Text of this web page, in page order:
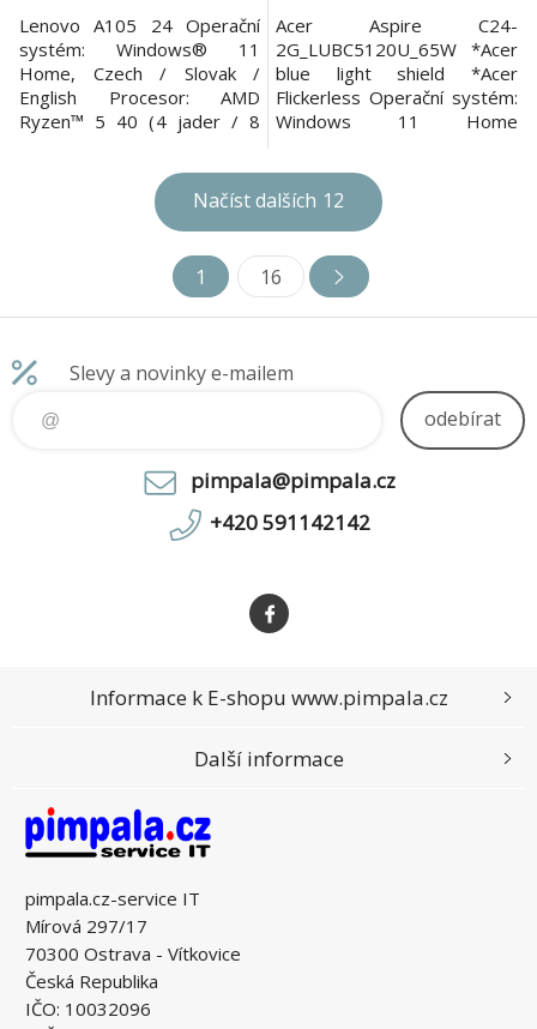
Lenovo A105 24 Operační
systém: Windows® 11
Home, Czech / Slovak /
English Procesor: AMD
Ryzen™ 5 40 (4 jader / 8
/ 4MB L3) Paměť: 1x 8GB
integrovaná LPDDR5-5500
Počet slotů: bez přístupných
paměti: nelze rozšířit Pevný
disk: 512GB SSD M.2 2280
PCIe® 4.0x4 NVMe® Opti
Acer Aspire C24-
2G_LUBC5120U_65W *Acer
blue light shield *Acer
Flickerless Operační systém:
Windows 11 Home
(10 jader - 2P + 8E, 12
vláken, P-core 1,4/5,0 GHz,
E-core 0,9/3,8 GHz, 12 MB
Počet slotů (celkem/volných):
2 sloty DDR5 (2/1) Pevný
disk: 512 GB M.2 SSD Optická
Načíst dalších 12
1 16
Slevy a novinky e-mailem
odebírat
pimpala@pimpala.cz
+420 591142142
pimpala.cz-service IT
Mírová 297/17
70300 Ostrava - Vítkovice
Česká Republika
IČO: 10032096
Informace k E-shopu www.pimpala.cz
Další informace